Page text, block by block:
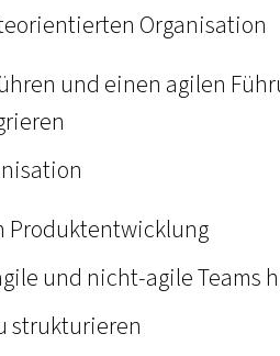
Organisation
und einen agilen
Produktentwicklung
und nicht-agile Teams
strukturieren